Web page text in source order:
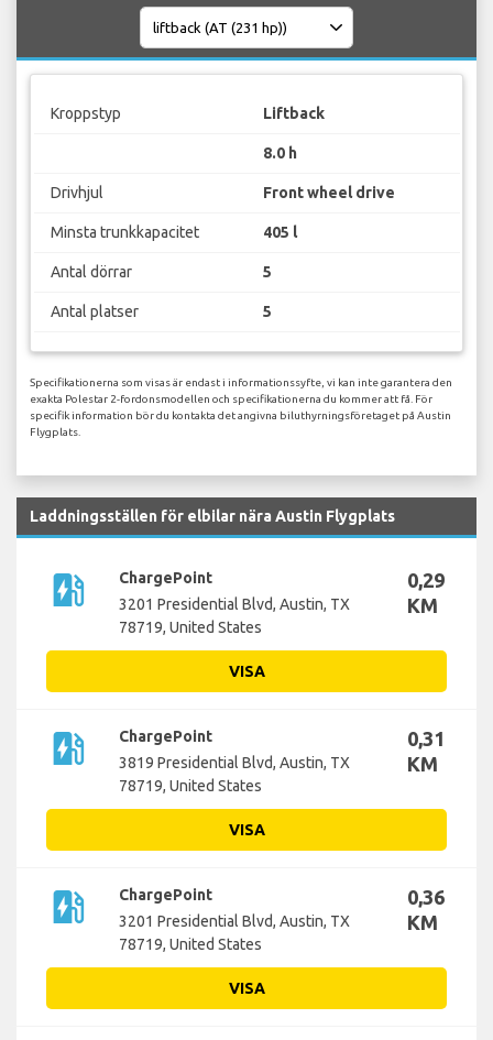
Kroppstyp Liftback
8.0 h
Drivhjul Front wheel drive
Minsta trunkkapacitet 405 l
Antal dörrar 5
Antal platser 5
Specifikationerna som visas är endast i informationssyfte, vi kan inte garantera den
exakta Polestar 2-fordonsmodellen och specifikationerna du kommer att få. För
specifik information bör du kontakta det angivna biluthyrningsföretaget på Austin
Flygplats.
Laddningsställen för elbilar nära Austin Flygplats
ev_station
ChargePoint
3201 Presidential Blvd, Austin, TX
78719, United States
0,29
KM
VISA
ev_station
ChargePoint
3819 Presidential Blvd, Austin, TX
78719, United States
0,31
KM
VISA
ev_station
ChargePoint
3201 Presidential Blvd, Austin, TX
78719, United States
0,36
KM
VISA